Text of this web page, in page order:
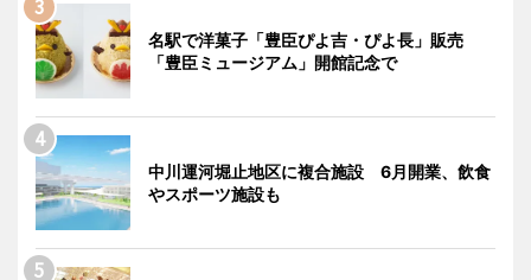
名駅で洋菓子「豊臣ぴよ吉・ぴよ長」販売
「豊臣ミュージアム」開館記念で
中川運河堀止地区に複合施設 6月開業、飲食
やスポーツ施設も